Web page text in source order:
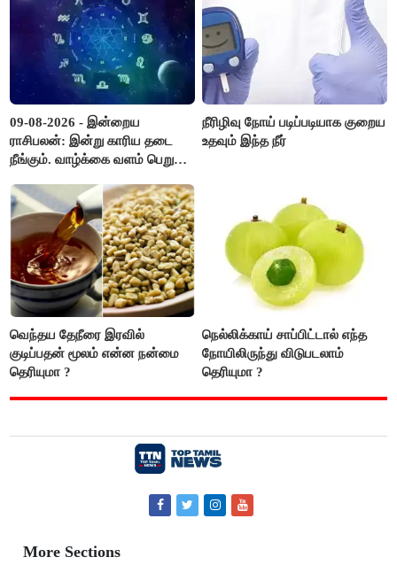
09-08-2026 - இன்றைய
ராசிபலன்: இன்று காரிய தடை
நீங்கும். வாழ்க்கை வளம் பெறும்.
எடைபோடுவது நல்லது..!
நீரிழிவு நோய் படிப்படியாக குறைய
உதவும் இந்த நீர்
வெந்தய தேநீரை இரவில்
குடிப்பதன் மூலம் என்ன நன்மை
தெரியுமா ?
நெல்லிக்காய் சாப்பிட்டால் எந்த
நோயிலிருந்து விடுபடலாம்
தெரியுமா ?
More Sections